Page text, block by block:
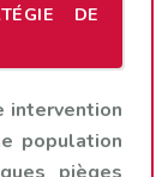
DE
intervention
population